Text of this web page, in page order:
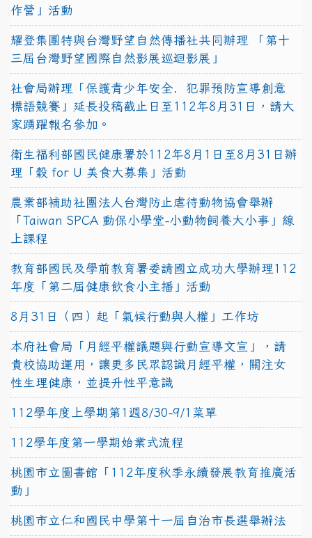
作營」活動
耀登集團特與台灣野望自然傳播社共同辦理 「第十
三屆台灣野望國際自然影展巡迴影展」
社會局辦理「保護青少年安全．犯罪預防宣導創意
標語競賽」延長投稿截止日至112年8月31日，請大
家踴躍報名參加。
衛生福利部國民健康署於112年8月1日至8月31日辦
理「穀 for U 美食大募集」活動
農業部補助社團法人台灣防止虐待動物協會舉辦
「Taiwan SPCA 動保小學堂-小動物飼養大小事」線
上課程
教育部國民及學前教育署委請國立成功大學辦理112
年度「第二屆健康飲食小主播」活動
8月31日（四）起「氣候行動與人權」工作坊
本府社會局「月經平權議題與行動宣導文宣」，請
貴校協助運用，讓更多民眾認識月經平權，關注女
性生理健康，並提升性平意識
112學年度上學期第1週8/30-9/1菜單
112學年度第一學期始業式流程
桃園市立圖書館「112年度秋季永續發展教育推廣活
動」
桃園市立仁和國民中學第十一屆自治市長選舉辦法